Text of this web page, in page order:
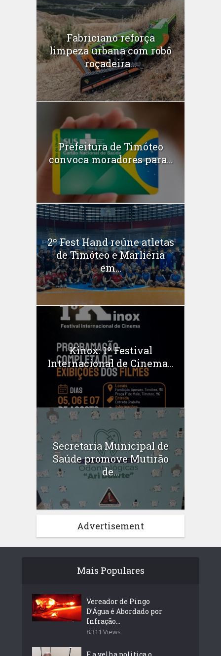
Fabriciano reforça
limpeza urbana com robô
roçadeira...
Prefeitura de Timóteo
convoca moradores para...
2º Fest Hand reúne atletas
de Timóteo e Marliéria
em...
Kinox: 1º Festival
Internacional de Cinema...
Secretaria Municipal de
Saúde promove Mutirão
de...
Advertisement
Mais Populares
Vereador de Pingo
D’Água é Abordado por
Infração...
8.311 Views